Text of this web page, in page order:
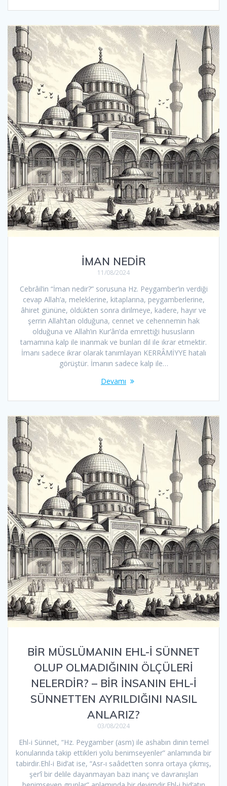
İMAN NEDİR
11/08/2024
Cebrâil’in “İman nedir?” sorusuna Hz. Peygamber’in verdiği
cevap Allah’a, meleklerine, kitaplarına, peygamberlerine,
âhiret gününe, öldükten sonra dirilmeye, kadere, hayır ve
şerrin Allah’tan olduğuna, cennet ve cehennemin hak
olduğuna ve Allah’ın Kur’ân’da emrettiği hususların
tamamına kalp ile inanmak ve bunları dil ile ikrar etmektir.
İmanı sadece ikrar olarak tanımlayan KERRÂMİYYE hatalı
görüştür. İmanın sadece kalp ile…
Devamı
BİR MÜSLÜMANIN EHL-İ SÜNNET
OLUP OLMADIĞININ ÖLÇÜLERİ
NELERDİR? – ​BİR İNSANIN EHL-İ
SÜNNETTEN AYRILDIĞINI NASIL
ANLARIZ?
03/08/2024
Ehl-i Sünnet, “Hz. Peygamber (asm) ile ashabın dinin temel
konularında takip ettikleri yolu benimseyenler” anlamında bir
tabirdir.Ehl-i Bid’at ise, “Asr-ı saâdet’ten sonra ortaya çıkmış,
şer‘î bir delile dayanmayan bazı inanç ve davranışları